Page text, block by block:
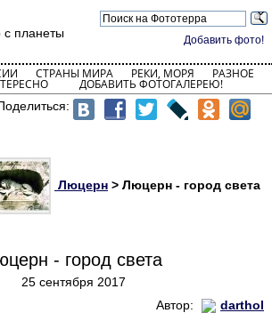
Добавить фото!
с планеты
СТРАНЫ МИРА РЕКИ, МОРЯ РАЗНОЕ
ДОБАВИТЬ ФОТОГАЛЕРЕЮ!
Люцерн > Люцерн - город света
- город света
25 сентября 2017
Автор:
darthol